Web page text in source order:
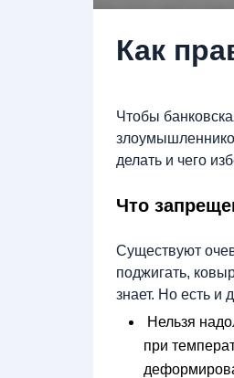
Как
Чтобы
делать и чего
Что
Существуют
поджигать,
знает. Но есть и
Нельзя
при